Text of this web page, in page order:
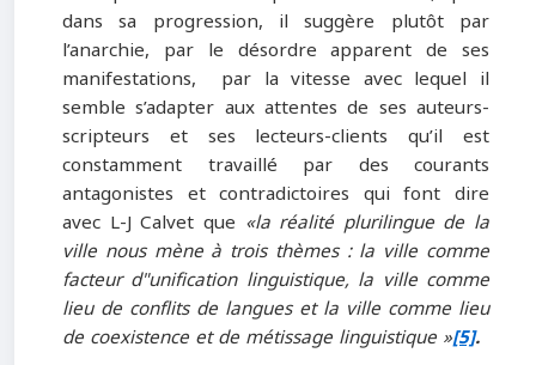
dans sa progression, il suggère plutôt par
l’anarchie, par le désordre apparent de ses
manifestations, par la vitesse avec lequel il
semble s’adapter aux attentes de ses auteurs-
scripteurs et ses lecteurs-clients qu’il est
constamment travaillé par des courants
antagonistes et contradictoires qui font dire
avec L-J Calvet que «la réalité plurilingue de la
ville nous mène à trois thèmes : la ville comme
facteur d"unification linguistique, la ville comme
lieu de conflits de langues et la ville comme lieu
de coexistence et de métissage linguistique »[5].